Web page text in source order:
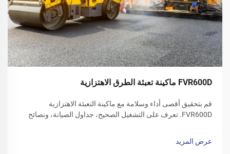
FVR600D ماكينة تعبئة الطرق الاهتزازية
قم بتحقيق أقصى أداء وسلامة مع ماكينة التعبئة الاهتزازية
FVR600D. تعرف على التشغيل الصحيح، جداول الصيانة، ونصائح
عرض المزيد